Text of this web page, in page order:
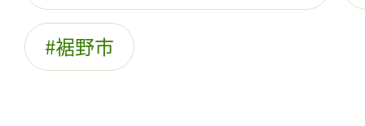
裾野市